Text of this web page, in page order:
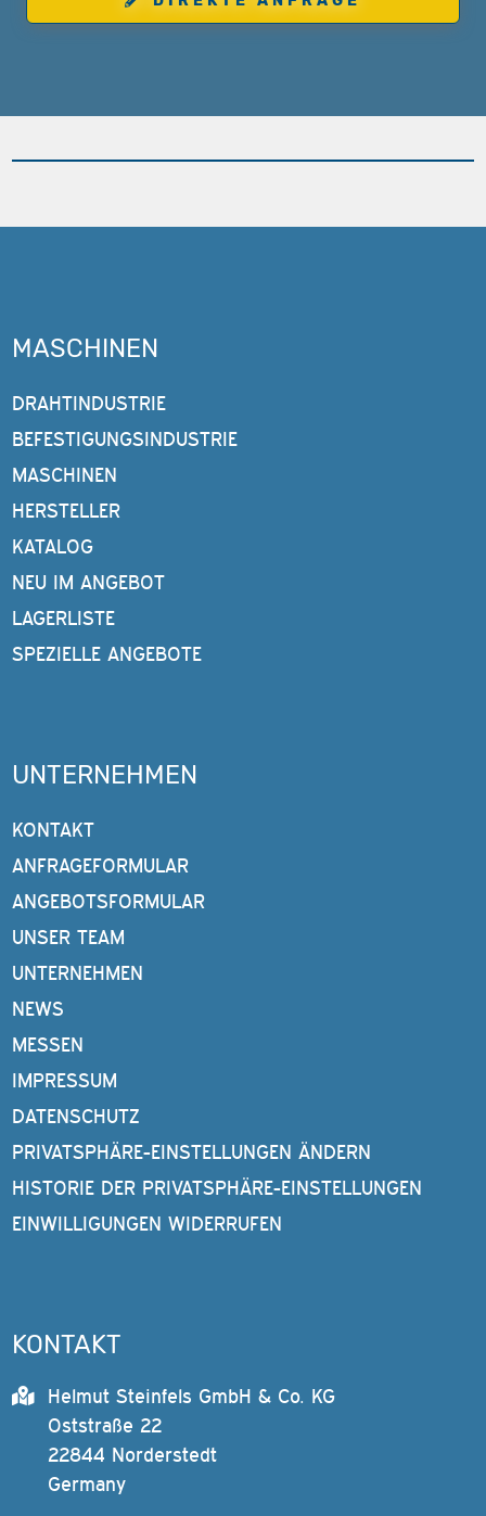
MASCHINEN
DRAHTINDUSTRIE
BEFESTIGUNGSINDUSTRIE
MASCHINEN
HERSTELLER
KATALOG
NEU IM ANGEBOT
LAGERLISTE
SPEZIELLE ANGEBOTE
UNTERNEHMEN
KONTAKT
ANFRAGEFORMULAR
ANGEBOTSFORMULAR
UNSER TEAM
UNTERNEHMEN
NEWS
MESSEN
IMPRESSUM
DATENSCHUTZ
PRIVATSPHÄRE-EINSTELLUNGEN ÄNDERN
HISTORIE DER PRIVATSPHÄRE-EINSTELLUNGEN
EINWILLIGUNGEN WIDERRUFEN
KONTAKT
Helmut Steinfels GmbH & Co. KG
Oststraße 22
22844 Norderstedt
Germany